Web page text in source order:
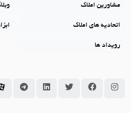
مشاورین املاک
اتحادیه های املاک
رویداد ها
سامانه جاما در اینستاگرام
سامانه جاما در فیسبوک
سامانه جاما در توئیتر
سامانه جاما